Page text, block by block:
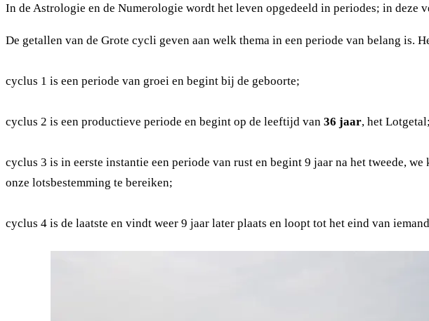
In de Astrologie en de Numerologie wordt het leven opgedeeld in periodes; in deze
De getallen van de Grote cycli geven aan welk thema in een periode van belang is.
cyclus 1 is een periode van groei en begint bij de geboorte;
cyclus 2 is een productieve periode en begint op de leeftijd van 36 jaar, het
cyclus 3 is in eerste instantie een periode van rust en begint 9 jaar na het tweede,
onze lotsbestemming te bereiken;
cyclus 4 is de laatste en vindt weer 9 jaar later plaats en loopt tot het eind van